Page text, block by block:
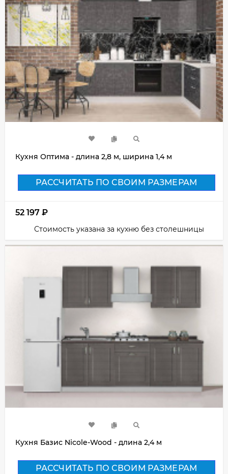
Кухня Оптима - длина 2,8 м, ширина 1,4 м
РАССЧИТАТЬ ПО СВОИМ РАЗМЕРАМ
52 197 ₽
Стоимость указана за кухню без столешницы
Кухня Базис Nicole-Wood - длина 2,4 м
РАССЧИТАТЬ ПО СВОИМ РАЗМЕРАМ